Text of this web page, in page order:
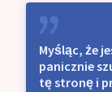
Myśląc, że
panicznie
tę stronę i